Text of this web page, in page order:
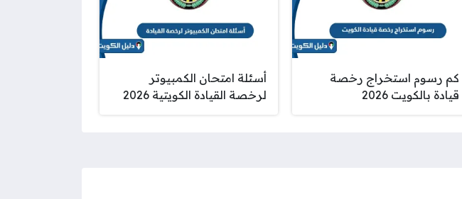
كم رسوم استخراج رخصة
قيادة بالكويت 2026
أسئلة امتحان الكمبيوتر
لرخصة القيادة الكويتية 2026